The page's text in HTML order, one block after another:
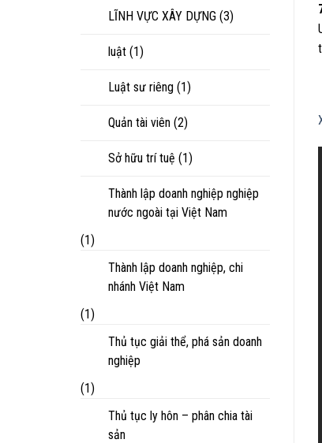
LĨNH VỰC XÂY DỰNG (3)
luật (1)
Luật sư riêng (1)
Quản tài viên (2)
Sở hữu trí tuệ (1)
Thành lập doanh nghiệp nghiệp
nước ngoài tại Việt Nam
(1)
Thành lập doanh nghiệp, chi
nhánh Việt Nam
(1)
Thủ tục giải thể, phá sản doanh
nghiệp
(1)
Thủ tục ly hôn – phân chia tài
sản